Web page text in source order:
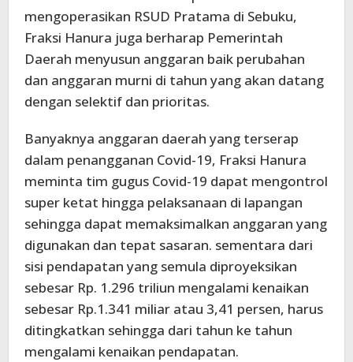
mengoperasikan RSUD Pratama di Sebuku,
Fraksi Hanura juga berharap Pemerintah
Daerah menyusun anggaran baik perubahan
dan anggaran murni di tahun yang akan datang
dengan selektif dan prioritas.
Banyaknya anggaran daerah yang terserap
dalam penangganan Covid-19, Fraksi Hanura
meminta tim gugus Covid-19 dapat mengontrol
super ketat hingga pelaksanaan di lapangan
sehingga dapat memaksimalkan anggaran yang
digunakan dan tepat sasaran. sementara dari
sisi pendapatan yang semula diproyeksikan
sebesar Rp. 1.296 triliun mengalami kenaikan
sebesar Rp.1.341 miliar atau 3,41 persen, harus
ditingkatkan sehingga dari tahun ke tahun
mengalami kenaikan pendapatan.